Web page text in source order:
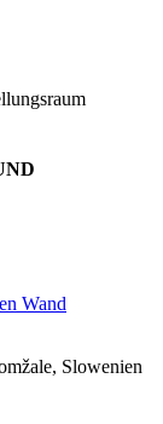
Wand
Slowenien